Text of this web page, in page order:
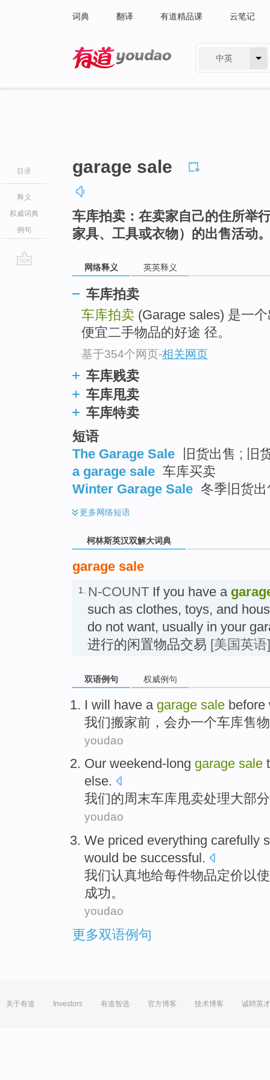
词典 翻译 有道精品课 云笔记
中英
目录
释义
权威词典
例句
garage sale
车库拍卖：在卖家自己的住所举
家具、工具或衣物）的出售活动
网络释义 英英释义
车库拍卖
车库拍卖 (Garage sales) 是一
便宜二手物品的好途 径。
基于354个网页-相关网页
车库贱卖
车库甩卖
车库特卖
短语
The Garage Sale
旧货出售 ; 旧
a garage sale 车库买卖
Winter Garage Sale 冬季旧货出
更多网络短语
柯林斯英汉双解大词典
garage sale
1. N-COUNT If you have a
such as clothes, toys, and
do not want, usually in your
进行的闲置物品交易 [美国英语]
双语例句 权威例句
I will have a garage sale before
我们搬家前， 会办一个车库售物
youdao
Our weekend-long garage sale
else.
我们的周末车库甩卖处理大部分
youdao
We priced everything carefully
would be successful.
我们认真地给每件物品定价以使
成功。
youdao
更多双语例句
关于有道 Investors 有道智选 官方博客 技术博客 诚聘英才